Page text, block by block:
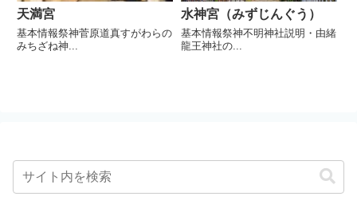
天満宮
基本情報祭神菅原道真すがわらの
みちざね神...
水神宮（みずじんぐう）
基本情報祭神不明神社説明・由緒
龍王神社の...